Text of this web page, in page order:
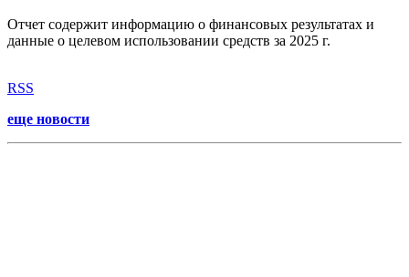
Отчет содержит информацию о финансовых результатах и
данные о целевом использовании средств за 2025 г.
RSS
еще новости